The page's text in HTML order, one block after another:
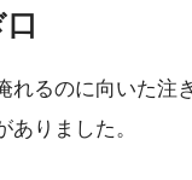
るのに向いた注
りました。